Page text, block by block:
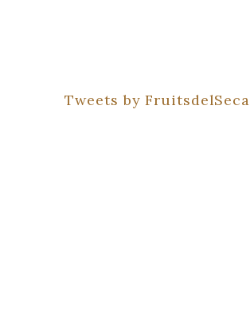
Tweets by FruitsdelSeca